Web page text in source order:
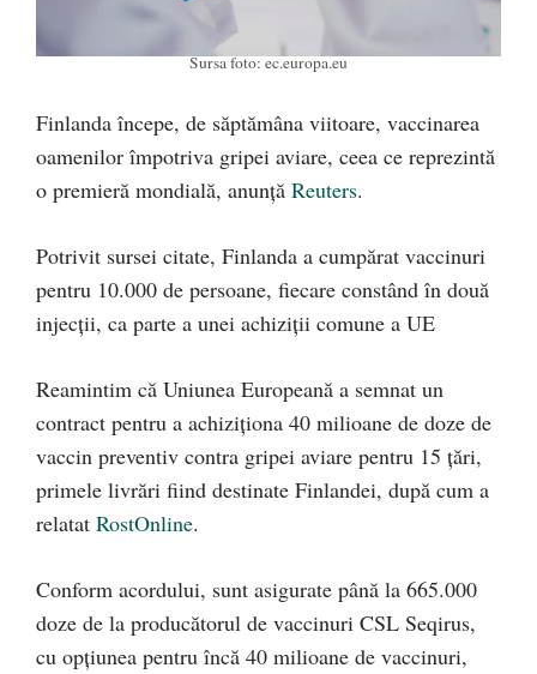
Sursa foto: ec.europa.eu
Finlanda începe, de săptămâna viitoare, vaccinarea
oamenilor împotriva gripei aviare, ceea ce reprezintă
o premieră mondială, anunță Reuters.
Potrivit sursei citate, Finlanda a cumpărat vaccinuri
pentru 10.000 de persoane, fiecare constând în două
injecții, ca parte a unei achiziții comune a UE
Reamintim că Uniunea Europeană a semnat un
contract pentru a achiziționa 40 milioane de doze de
vaccin preventiv contra gripei aviare pentru 15 ţări,
primele livrări fiind destinate Finlandei, după cum a
relatat RostOnline.
Conform acordului, sunt asigurate până la 665.000
doze de la producătorul de vaccinuri CSL Seqirus,
cu opţiunea pentru încă 40 milioane de vaccinuri,